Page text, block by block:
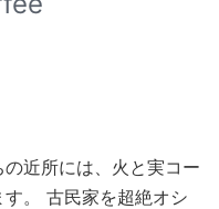
近所には、火と実コー
。 古民家を超絶オシ